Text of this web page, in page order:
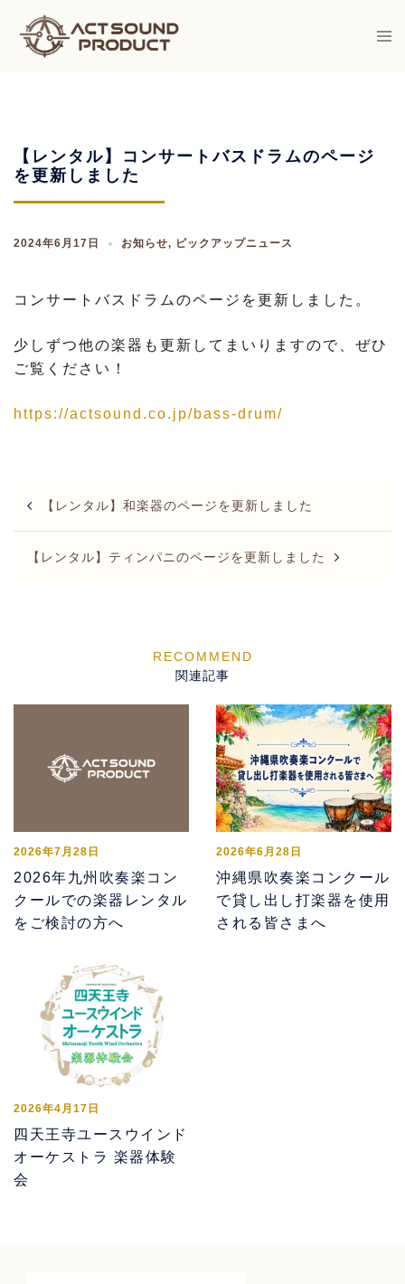
content
【レンタル】コンサートバスドラムのページ
を更新しました
2024年6月17日 お知らせ, ピックアップニュース
コンサートバスドラムのページを更新しました。
少しずつ他の楽器も更新してまいりますので、ぜひ
ご覧ください！
https://actsound.co.jp/bass-drum/
navigation
【レンタル】和楽器のページを更新しました
【レンタル】ティンパニのページを更新しました
関連記事
2026年7月28日
2026年九州吹奏楽コン
クールでの楽器レンタル
をご検討の方へ
2026年6月28日
沖縄県吹奏楽コンクール
で貸し出し打楽器を使用
される皆さまへ
2026年4月17日
四天王寺ユースウインド
オーケストラ 楽器体験
会